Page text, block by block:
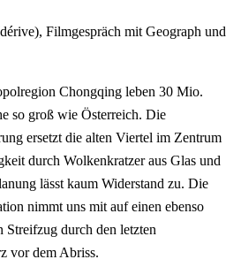
Filmgespräch mit Geograph und
Chongqing leben 30 Mio.
so groß wie Österreich. Die
ersetzt die alten Viertel im Zentrum
durch Wolkenkratzer aus Glas und
lässt kaum Widerstand zu. Die
nimmt uns mit auf einen ebenso
durch den letzten
vor dem Abriss.